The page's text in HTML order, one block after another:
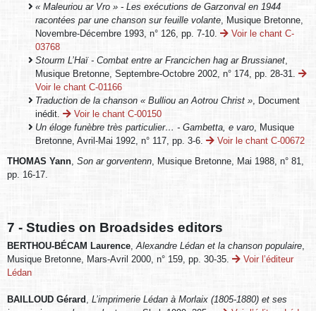
« Maleuriou ar Vro » - Les exécutions de Garzonval en 1944
racontées par une chanson sur feuille volante , Musique Bretonne,
Novembre-Décembre 1993, n° 126, pp. 7-10.
Voir le chant C-
03768
Stourm L’Haï - Combat entre ar Francichen hag ar Brussianet
Musique Bretonne, Septembre-Octobre 2002, n° 174, pp. 28-31.
Voir le chant C-01166
Traduction de la chanson « Bulliou an Aotrou Christ » , Document
inédit.
Voir le chant C-00150
Un éloge funèbre très particulier… - Gambetta, e varo , Musique
Bretonne, Avril-Mai 1992, n° 117, pp. 3-6.
Voir le chant C-00672
THOMAS Yann, Son ar gorventenn, Musique Bretonne, Mai 1988, n° 81,
pp. 16-17.
7 - Studies on Broadsides editors
BERTHOU-BÉCAM Laurence Alexandre Lédan et la chanson populaire
Musique Bretonne, Mars-Avril 2000, n° 159, pp. 30-35.
Voir l’éditeur
Lédan
BAILLOUD Gérard L’imprimerie Lédan à Morlaix (1805-1880) et ses